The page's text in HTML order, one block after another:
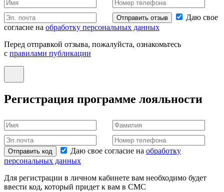
Отправить отзыв
Даю свое
согласие на обработку персональных данных
Перед отправкой отзыва, пожалуйста, ознакомьтесь
с правилами публикации
Регистрация программе лояльности
Отправить код Даю свое согласие на обработку
персональных данных
Для регистрации в личном кабинете вам необходимо будет
ввести код, который придет к вам в СМС